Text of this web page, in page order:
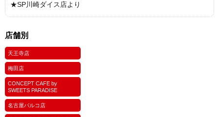
★SP川崎ダイス店より
店舗別
天王寺店
梅田店
CONCEPT CAFE by
SWEETS PARADISE
名古屋パルコ店